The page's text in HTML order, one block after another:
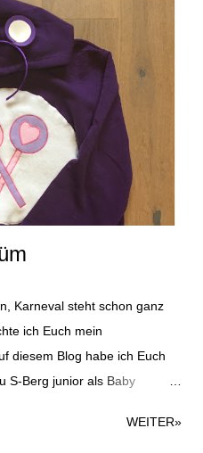
Karneval steht schon ganz
ich Euch mein
diesem Blog habe ich Euch
S-Berg junior als Baby
für ein Last-Minute-
WEITER»